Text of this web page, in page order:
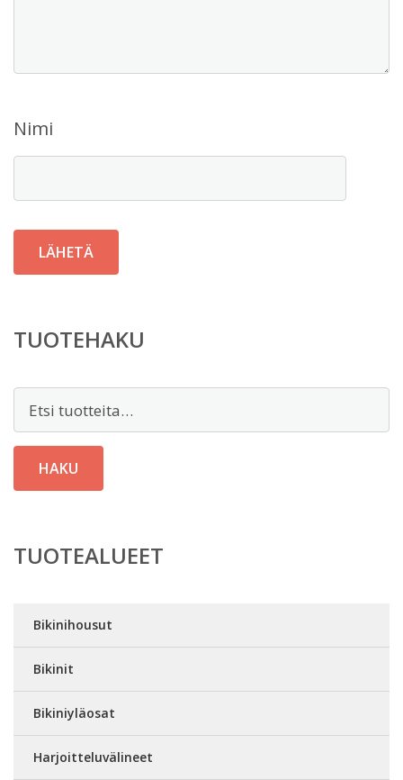
Nimi
TUOTEHAKU
HAKU
TUOTEALUEET
Bikinihousut
Bikinit
Bikiniyläosat
Harjoitteluvälineet